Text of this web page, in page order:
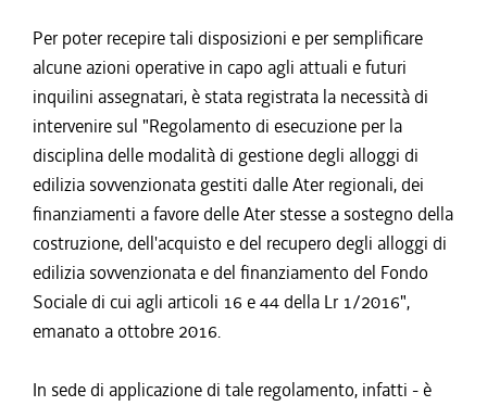
Per poter recepire tali disposizioni e per semplificare
alcune azioni operative in capo agli attuali e futuri
inquilini assegnatari, è stata registrata la necessità di
intervenire sul "Regolamento di esecuzione per la
disciplina delle modalità di gestione degli alloggi di
edilizia sovvenzionata gestiti dalle Ater regionali, dei
finanziamenti a favore delle Ater stesse a sostegno della
costruzione, dell'acquisto e del recupero degli alloggi di
edilizia sovvenzionata e del finanziamento del Fondo
Sociale di cui agli articoli 16 e 44 della Lr 1/2016",
emanato a ottobre 2016.
In sede di applicazione di tale regolamento, infatti - è